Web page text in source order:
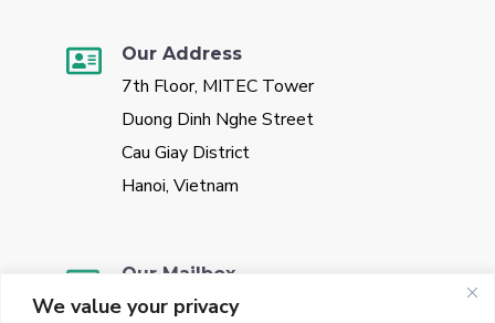
We value your privacy
Our Address
7th Floor, MITEC Tower
Duong Dinh Nghe Street
Cau Giay District
Hanoi, Vietnam
Our Mailbox
sales@vggate.com